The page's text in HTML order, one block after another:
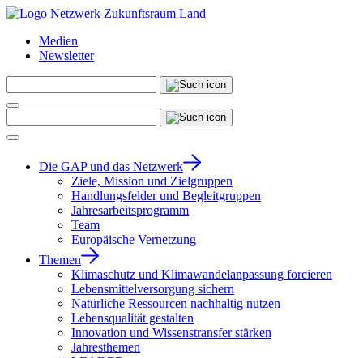
Medien
Newsletter
Die GAP und das Netzwerk
Ziele, Mission und Zielgruppen
Handlungsfelder und Begleitgruppen
Jahresarbeitsprogramm
Team
Europäische Vernetzung
Themen
Klimaschutz und Klimawandelanpassung forcieren
Lebensmittelversorgung sichern
Natürliche Ressourcen nachhaltig nutzen
Lebensqualität gestalten
Innovation und Wissenstransfer stärken
Jahresthemen